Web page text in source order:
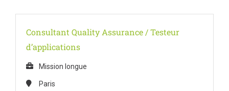
Consultant Quality Assurance / Testeur
d’applications
Mission longue
Paris